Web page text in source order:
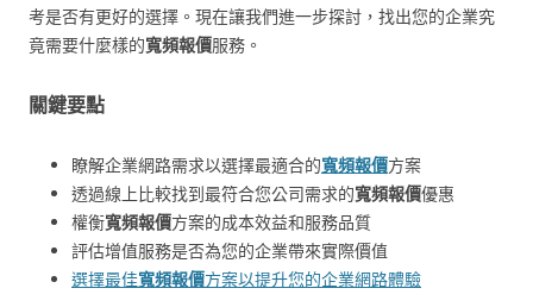
考是否有更好的選擇。現在讓我們進一步探討，找出您的企業究
竟需要什麼樣的寬頻報價服務。
關鍵要點
瞭解企業網路需求以選擇最適合的寬頻報價方案
透過線上比較找到最符合您公司需求的寬頻報價優惠
權衡寬頻報價方案的成本效益和服務品質
評估增值服務是否為您的企業帶來實際價值
選擇最佳寬頻報價方案以提升您的企業網路體驗